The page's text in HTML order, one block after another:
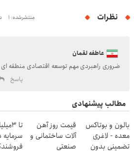
نظرات منتشرشده: 1
عاطفه لقمان
ضروری راهبردی مهم توسعه اقتصادی منطقه ای
پاسخ
مطالب پیشنهادی
بالون و بوتاکس
معده - لاغری
تضمینی بدون
قیمت روز آهن
آلات ساختمانی و
صنعتی
تا